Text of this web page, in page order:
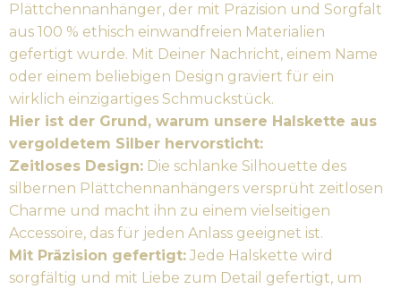
Plättchennanhänger, der mit Präzision und Sorgfalt
aus 100 % ethisch einwandfreien Materialien
gefertigt wurde. Mit Deiner Nachricht, einem Name
oder einem beliebigen Design graviert für ein
wirklich einzigartiges Schmuckstück.
Hier ist der Grund, warum unsere Halskette aus
vergoldetem Silber hervorsticht:
Zeitloses Design: Die schlanke Silhouette des
silbernen Plättchennanhängers versprüht zeitlosen
Charme und macht ihn zu einem vielseitigen
Accessoire, das für jeden Anlass geeignet ist.
Mit Präzision gefertigt: Jede Halskette wird
sorgfältig und mit Liebe zum Detail gefertigt, um